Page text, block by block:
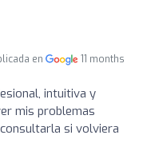
en
11 months
intuitiva y
mis problemas
si volviera